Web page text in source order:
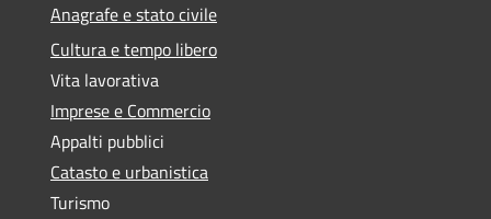
Anagrafe e stato civile
Cultura e tempo libero
Vita lavorativa
Imprese e Commercio
Appalti pubblici
Catasto e urbanistica
Turismo